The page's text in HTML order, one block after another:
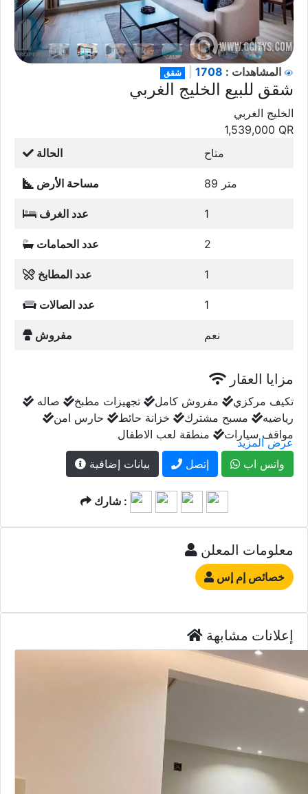
شقق المشاهدات :
شقق للبيع الخليج الغربي
الخليج الغربي
1,539,000 QR
الحالة
متاح
مساحة الأرض 89 متر
عدد الغرف 1
عدد الحمامات 2
عدد المطابخ 1
عدد الصالات 1
مفروش نعم
مزايا العقار
تكيف مركزي مفروش كامل تجهيزات مطبخ
صاله
رياضيه
مسبح مشترك خزانة حائط
حارس امن
مواقف سيارات
منطقة لعب الاطفال
عرض المزيد
بيانات إضافية
إتصل واتس اب
شارك :
معلومات المعلن
خصائص إم إس
إعلانات مشابهة